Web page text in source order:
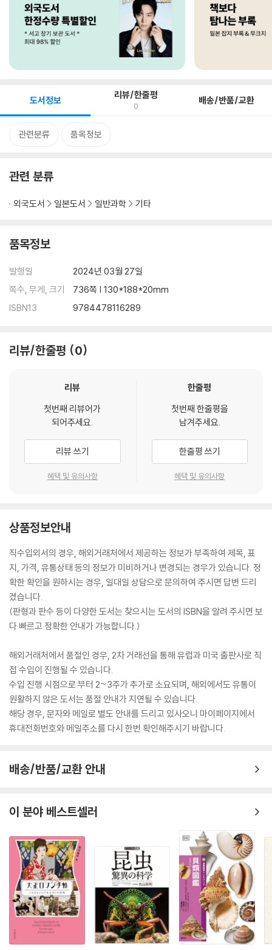
도서정보 리뷰/한줄평
0 배송/반품/교환
관련분류 품목정보
관련 분류
외국도서 일본도서 일반과학 기타
품목정보
발행일
2024년 03월 27일
쪽수, 무게, 크기
736쪽 | 130*188*20mm
ISBN13
9784478116289
리뷰/한줄평 0
리뷰
첫번째 리뷰어가
되어주세요.
리뷰 쓰기
혜택 및 유의사항
한줄평
첫번째 한줄평을
남겨주세요.
한줄평 쓰기
혜택 및 유의사항
상품정보안내
직수입외서의 경우, 해외거래처에서 제공하는 정보가 부족하여 제목, 표
지, 가격, 유통상태 등의 정보가 미비하거나 변경되는 경우가 있습니다. 정
확한 확인을 원하시는 경우, 일대일 상담으로 문의하여 주시면 답변 드리
겠습니다.
(판형과 판수 등이 다양한 도서는 찾으시는 도서의 ISBN을 알려 주시면 보
다 빠르고 정확한 안내가 가능합니다.)
해외거래처에서 품절인 경우, 2차 거래선을 통해 유럽과 미국 출판사로 직
접 수입이 진행될 수 있습니다.
수입 진행 시점으로 부터 2~3주가 추가로 소요되며, 해외에서도 유통이
원활하지 않은 도서는 품절 안내가 지연될 수 있습니다.
해당 경우, 문자와 메일로 별도 안내를 드리고 있사오니 마이페이지에서
휴대전화번호와 메일주소를 다시 한번 확인해주시기 바랍니다.
배송/반품/교환 안내
이 분야 베스트셀러